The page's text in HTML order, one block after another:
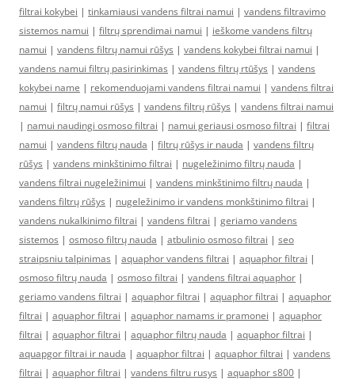
filtrai kokybei | tinkamiausi vandens filtrai namui | vandens filtravimo
sistemos namui | filtrų sprendimai namui | ieškome vandens filtrų
namui | vandens filtrų namui rūšys | vandens kokybei filtrai namui |
vandens namui filtrų pasirinkimas | vandens filtrų rtūšys | vandens
kokybei name | rekomenduojami vandens filtrai namui | vandens filtrai
namui | filtrų namui rūšys | vandens filtrų rūšys | vandens filtrai namui
| namui naudingi osmoso filtrai | namui geriausi osmoso filtrai | filtrai
namui | vandens filtrų nauda | filtrų rūšys ir nauda | vandens filtrų
rūšys | vandens minkštinimo filtrai | nugeležinimo filtrų nauda |
vandens filtrai nugeležinimui | vandens minkštinimo filtrų nauda |
vandens filtrų rūšys | nugeležinimo ir vandens monkštinimo filtrai |
vandens nukalkinimo filtrai | vandens filtrai | geriamo vandens
sistemos | osmoso filtrų nauda | atbulinio osmoso filtrai | seo
straipsniu talpinimas | aquaphor vandens filtrai | aquaphor filtrai |
osmoso filtrų nauda | osmoso filtrai | vandens filtrai aquaphor |
geriamo vandens filtrai | aquaphor filtrai | aquaphor filtrai | aquaphor
filtrai | aquaphor filtrai | aquaphor namams ir pramonei | aquaphor
filtrai | aquaphor filtrai | aquaphor filtrų nauda | aquaphor filtrai |
aquapgor filtrai ir nauda | aquaphor filtrai | aquaphor filtrai | vandens
filtrai | aquaphor filtrai | vandens filtru rusys | aquaphor s800 |